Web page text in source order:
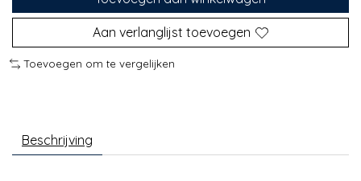
Aan verlanglijst toevoegen
Toevoegen om te vergelijken
Beschrijving